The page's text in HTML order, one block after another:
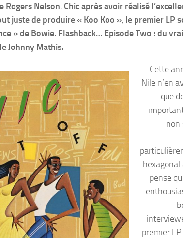
Nelson. Chic après avoir réalisé
juste de produire « Koo Koo », le premier LP
» de Bowie. Flashback… Episode Two : du
Johnny Mathis.
Cette
Nile n’en
que
non
hexagonal
pense
premier